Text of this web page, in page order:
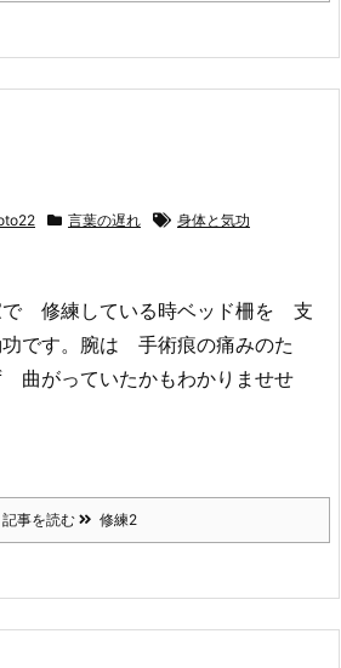
言葉の遅れ 身体と気功
修練している時ベッド柵を 支
です。腕は 手術痕の痛みのた
がっていたかもわかりませせ
記事を読む 修練2